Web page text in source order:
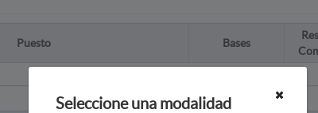
Puesto Bases
Seleccione una modalidad